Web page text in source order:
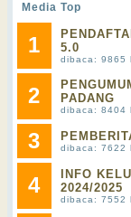
Media Top
1
5.0
dibaca: 9865
2
PADANG
dibaca: 8404
3 dibaca: 7622
4
INFO
2024/2025
dibaca: 7552